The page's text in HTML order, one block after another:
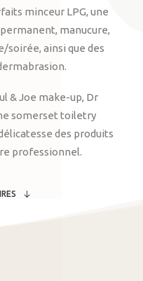
minceur LPG, une
manucure,
soirée, ainsi que des
& Joe make-up, Dr
somerset toiletry
des produits
professionnel.